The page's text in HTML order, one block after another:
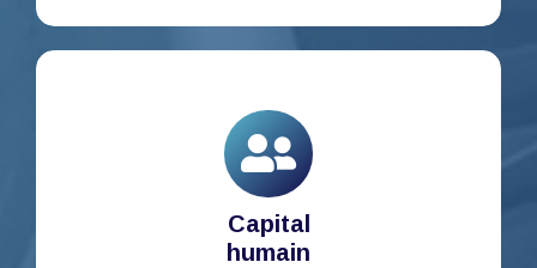
Capital
humain